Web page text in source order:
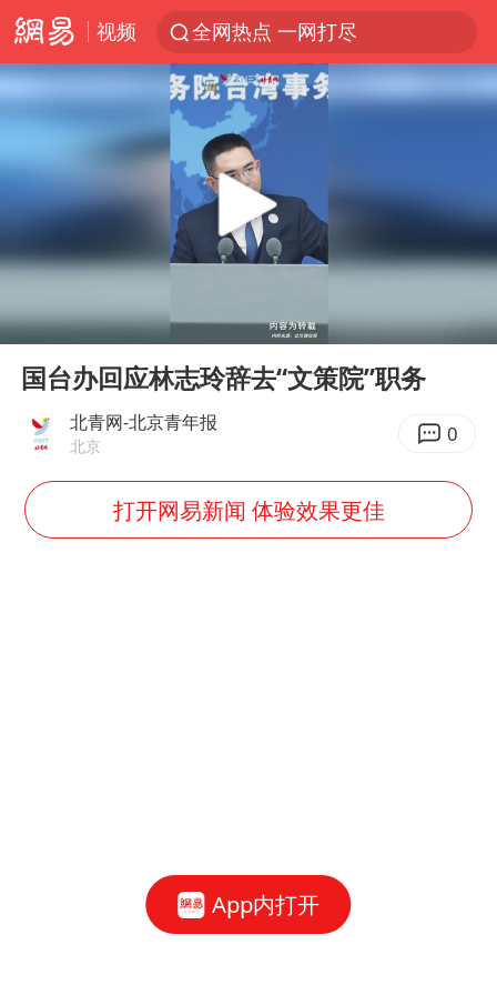
视频 全网热点 一网打尽
Play
00:00 00:40
国台办回应林志玲辞去“文策院”职务
北青网-北京青年报
北京 0
打开网易新闻 体验效果更佳
App内打开